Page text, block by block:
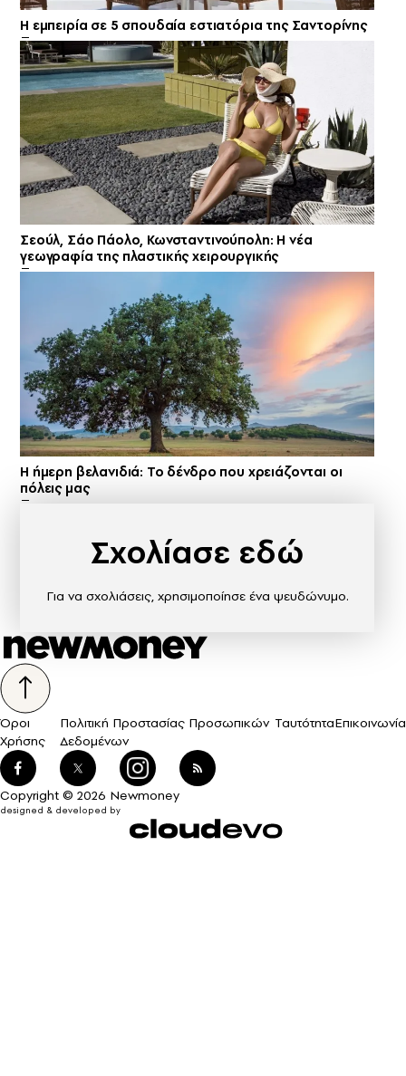
Η εμπειρία σε 5 σπουδαία εστιατόρια της Σαντορίνης
Σεούλ, Σάο Πάολο, Κωνσταντινούπολη: Η νέα
γεωγραφία της πλαστικής χειρουργικής
Η ήμερη βελανιδιά: Το δένδρο που χρειάζονται οι
πόλεις μας
Σχολίασε εδώ
Για να σχολιάσεις, χρησιμοποίησε ένα ψευδώνυμο.
Όροι
Χρήσης
Πολιτική Προστασίας Προσωπικών
Δεδομένων
ΤαυτότηταΕπικοινωνία
Copyright © 2026 Newmoney
designed & developed by